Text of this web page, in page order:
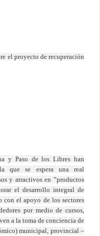
el proyecto de recuperación
y Paso de los Libres han
que se espera una real
y atractivos en ”productos
el desarrollo integral de
con el apoyo de los sectores
por medio de cursos,
a la toma de conciencia de
municipal, provincial –